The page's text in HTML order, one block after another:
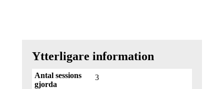
Ytterligare information
Antal sessions
gjorda
3